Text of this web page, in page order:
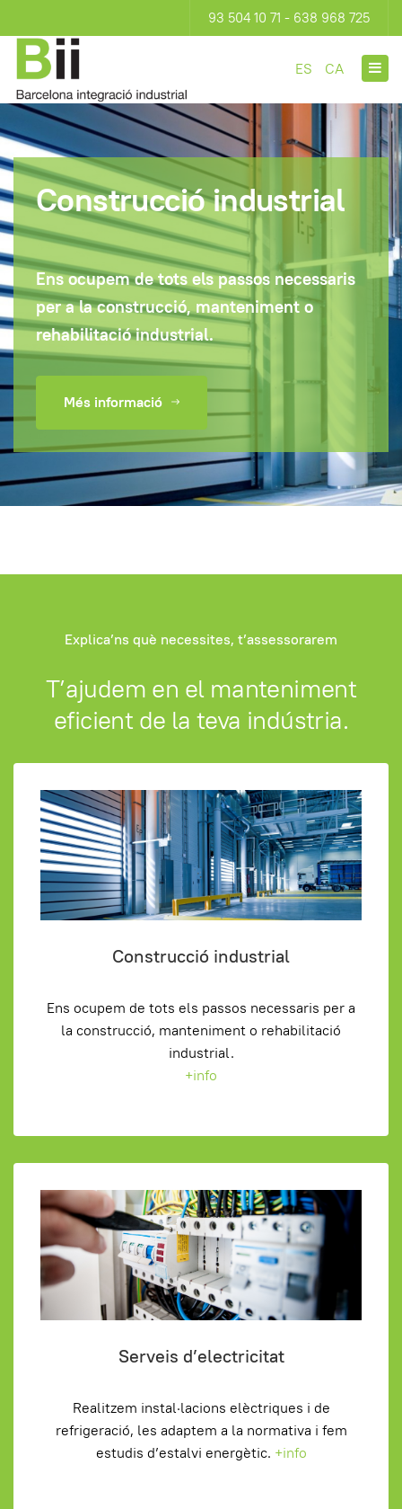
93 504 10 71 - 638 968 725
ES CA
Construcció industrial
Ens ocupem de tots els passos necessaris
per a la construcció, manteniment o
rehabilitació industrial.
Més informació
Explica’ns què necessites, t’assessorarem
T’ajudem en el manteniment
eficient de la teva indústria.
Construcció industrial
Ens ocupem de tots els passos necessaris per a
la construcció, manteniment o rehabilitació
industrial.
+info
Serveis d’electricitat
Realitzem instal·lacions elèctriques i de
refrigeració, les adaptem a la normativa i fem
estudis d’estalvi energètic. +info